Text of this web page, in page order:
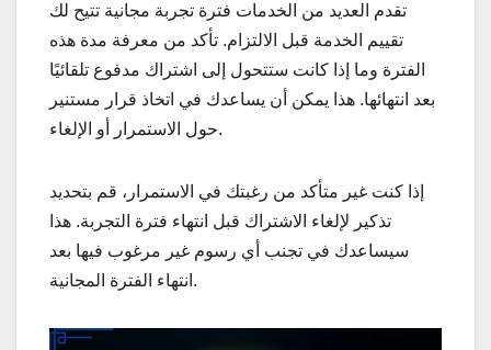
تقدم العديد من الخدمات فترة تجربة مجانية تتيح لك
تقييم الخدمة قبل الالتزام. تأكد من معرفة مدة هذه
الفترة وما إذا كانت ستتحول إلى اشتراك مدفوع تلقائيًا
بعد انتهائها. هذا يمكن أن يساعدك في اتخاذ قرار مستنير
حول الاستمرار أو الإلغاء.
إذا كنت غير متأكد من رغبتك في الاستمرار، قم بتحديد
تذكير لإلغاء الاشتراك قبل انتهاء فترة التجربة. هذا
سيساعدك في تجنب أي رسوم غير مرغوب فيها بعد
انتهاء الفترة المجانية.